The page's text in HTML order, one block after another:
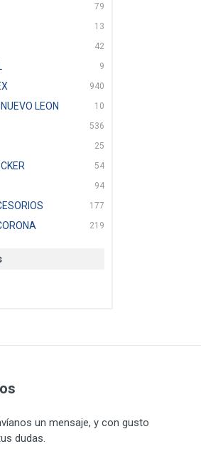
79
13
42
9
940
LEON 10
536
25
54
94
177
219
251
un mensaje, y con gusto
dudas.